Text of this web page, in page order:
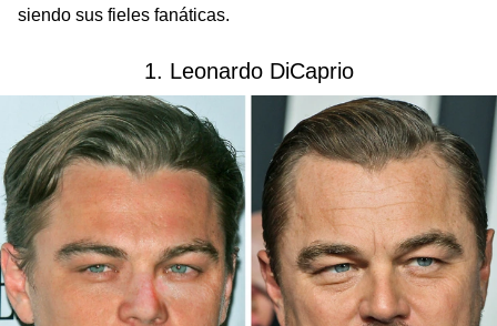
siendo sus fieles fanáticas.
1. Leonardo DiCaprio